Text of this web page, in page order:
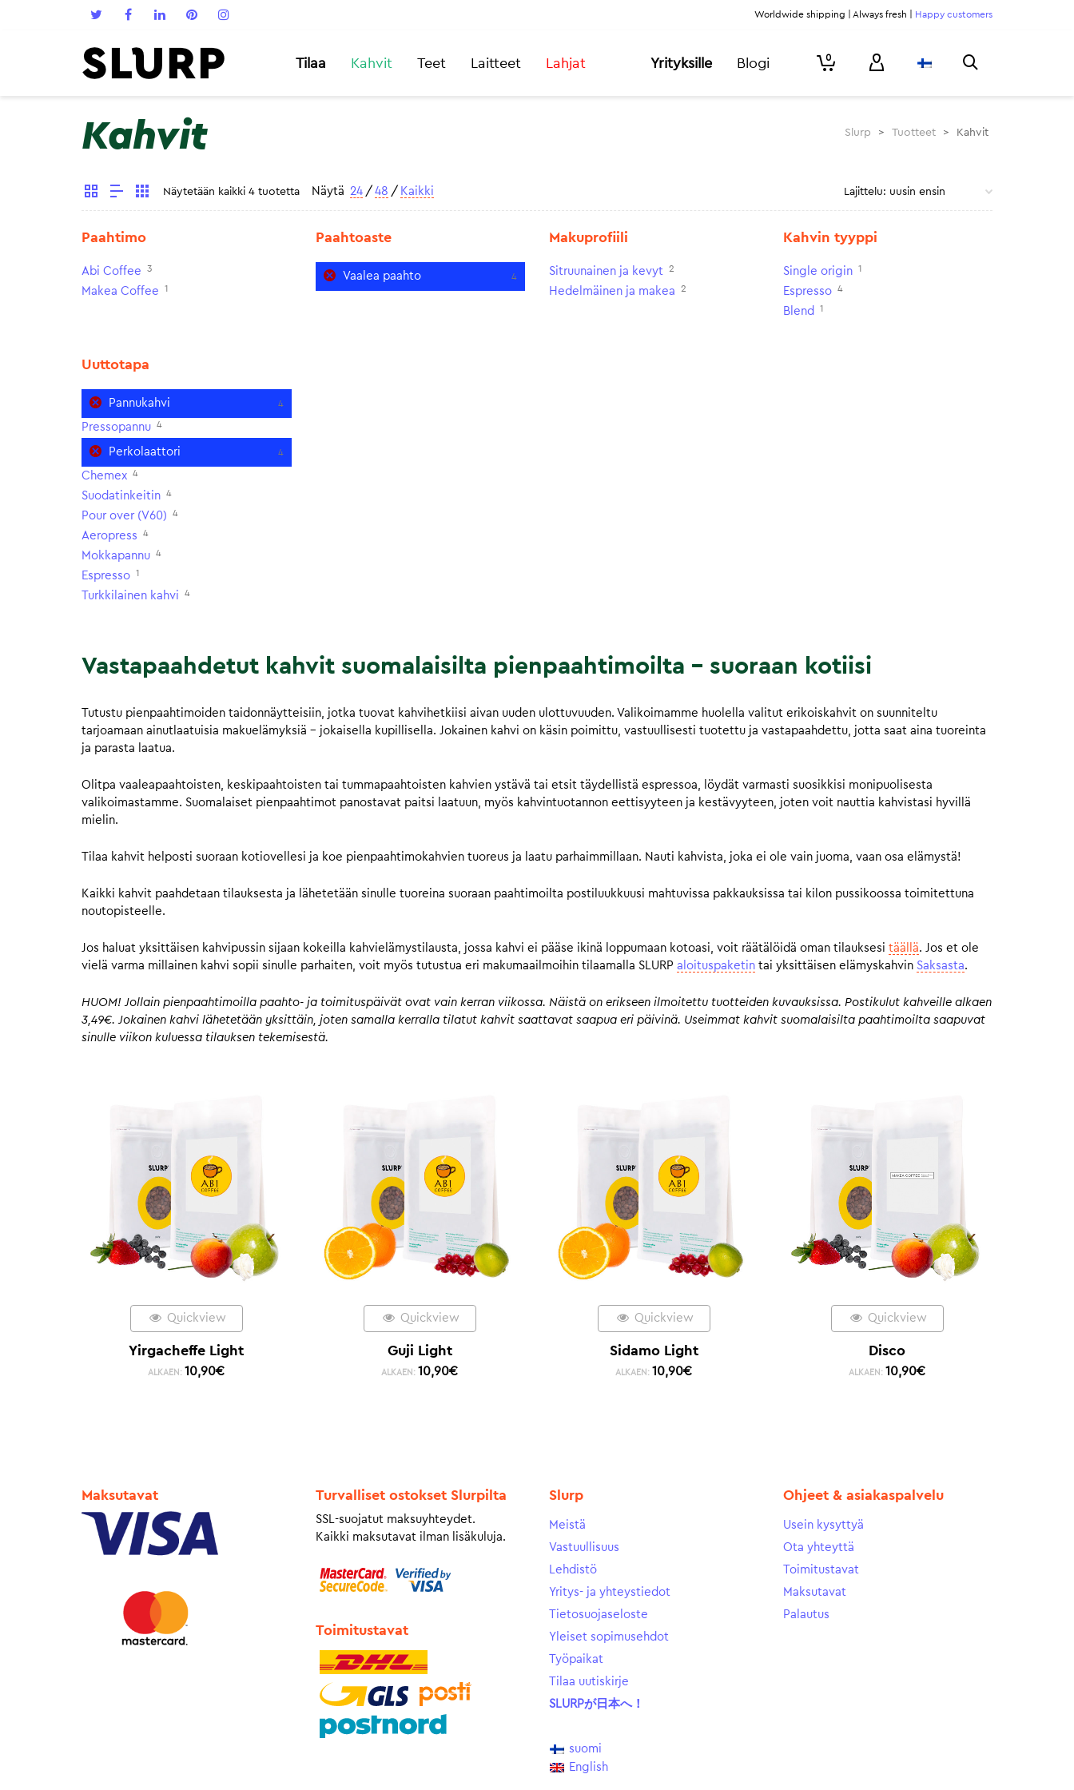
Worldwide shipping | Always fresh | Happy customers
Tilaa Kahvit Teet Laitteet Lahjat Yrityksille Blogi 0
Kahvit Slurp > Tuotteet > Kahvit
Näytetään kaikki 4 tuotetta Näytä 24 / 48 / Kaikki
Paahtimo
Abi Coffee 3
Makea Coffee 1
Paahtoaste
Vaalea paahto 4
Makuprofiili
Sitruunainen ja kevyt 2
Hedelmäinen ja makea 2
Kahvin tyyppi
Single origin 1
Espresso 4
Blend 1
Uuttotapa
Pannukahvi 4
Pressopannu 4
Perkolaattori 4
Chemex 4
Suodatinkeitin 4
Pour over (V60) 4
Aeropress 4
Mokkapannu 4
Espresso 1
Turkkilainen kahvi 4
Vastapaahdetut kahvit suomalaisilta pienpaahtimoilta – suoraan kotiisi
Tutustu pienpaahtimoiden taidonnäytteisiin, jotka tuovat kahvihetkiisi aivan uuden ulottuvuuden. Valikoimamme huolella valitut erikoiskahvit on suunniteltu
tarjoamaan ainutlaatuisia makuelämyksiä – jokaisella kupillisella. Jokainen kahvi on käsin poimittu, vastuullisesti tuotettu ja vastapaahdettu, jotta saat aina tuoreinta
ja parasta laatua.
Olitpa vaaleapaahtoisten, keskipaahtoisten tai tummapaahtoisten kahvien ystävä tai etsit täydellistä espressoa, löydät varmasti suosikkisi monipuolisesta
valikoimastamme. Suomalaiset pienpaahtimot panostavat paitsi laatuun, myös kahvintuotannon eettisyyteen ja kestävyyteen, joten voit nauttia kahvistasi hyvillä
mielin.
Tilaa kahvit helposti suoraan kotiovellesi ja koe pienpaahtimokahvien tuoreus ja laatu parhaimmillaan. Nauti kahvista, joka ei ole vain juoma, vaan osa elämystä!
Kaikki kahvit paahdetaan tilauksesta ja lähetetään sinulle tuoreina suoraan paahtimoilta postiluukkuusi mahtuvissa pakkauksissa tai kilon pussikoossa toimitettuna
noutopisteelle.
Jos haluat yksittäisen kahvipussin sijaan kokeilla kahvielämystilausta, jossa kahvi ei pääse ikinä loppumaan kotoasi, voit räätälöidä oman tilauksesi täällä. Jos et ole
vielä varma millainen kahvi sopii sinulle parhaiten, voit myös tutustua eri makumaailmoihin tilaamalla SLURP aloituspaketin tai yksittäisen elämyskahvin Saksasta.
HUOM! Jollain pienpaahtimoilla paahto- ja toimituspäivät ovat vain kerran viikossa. Näistä on erikseen ilmoitettu tuotteiden kuvauksissa. Postikulut kahveille alkaen
3,49€. Jokainen kahvi lähetetään yksittäin, joten samalla kerralla tilatut kahvit saattavat saapua eri päivinä. Useimmat kahvit suomalaisilta paahtimoilta saapuvat
sinulle viikon kuluessa tilauksen tekemisestä.
Quickview
Yirgacheffe Light
ALKAEN: 10,90€
Quickview
Guji Light
ALKAEN: 10,90€
Quickview
Sidamo Light
ALKAEN: 10,90€
Quickview
Disco
ALKAEN: 10,90€
Maksutavat Turvalliset ostokset Slurpilta
SSL-suojatut maksuyhteydet.
Kaikki maksutavat ilman lisäkuluja.
Toimitustavat
Slurp
Meistä
Vastuullisuus
Lehdistö
Yritys- ja yhteystiedot
Tietosuojaseloste
Yleiset sopimusehdot
Työpaikat
Tilaa uutiskirje
SLURPが日本へ！
suomi
English
Ohjeet & asiakaspalvelu
Usein kysyttyä
Ota yhteyttä
Toimitustavat
Maksutavat
Palautus